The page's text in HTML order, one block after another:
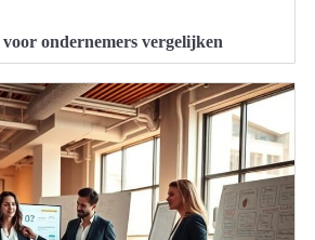
ondernemers vergelijken